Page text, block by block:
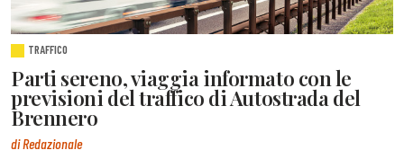
TRAFFICO
Parti sereno, viaggia informato con le
previsioni del traffico di Autostrada del
Brennero
di Redazionale